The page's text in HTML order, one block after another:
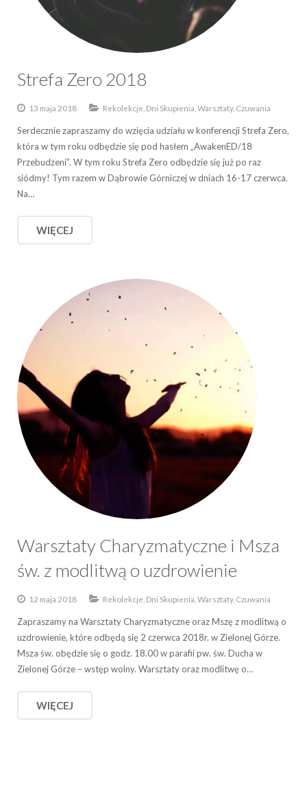
Strefa Zero 2018
13 maja 2018 Rekolekcje, Dni Skupienia, Warsztaty, Czuwania
Serdecznie zapraszamy do wzięcia udziału w konferencji Strefa Zero,
która w tym roku odbędzie się pod hasłem „AwakenED/18
Przebudzeni”. W tym roku Strefa Zero odbędzie się już po raz
siódmy! Tym razem w Dąbrowie Górniczej w dniach 16-17 czerwca.
Na…
WIĘCEJ
Warsztaty Charyzmatyczne i Msza
św. z modlitwą o uzdrowienie
12 maja 2018 Rekolekcje, Dni Skupienia, Warsztaty, Czuwania
Zapraszamy na Warsztaty Charyzmatyczne oraz Mszę z modlitwą o
uzdrowienie, które odbędą się 2 czerwca 2018r. w Zielonej Górze.
Msza św. obędzie się o godz. 18.00 w parafii pw. św. Ducha w
Zielonej Górze – wstęp wolny. Warsztaty oraz modlitwę o…
WIĘCEJ